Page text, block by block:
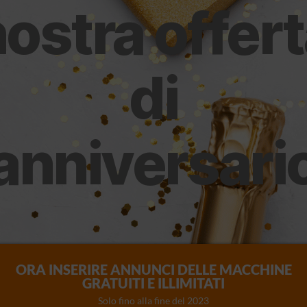
di
ORA INSERIRE ANNUNCI DELLE MACCHINE
GRATUITI E ILLIMITATI
Solo fino alla fine del 2023